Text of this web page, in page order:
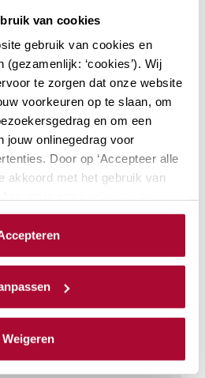
van cookies
gebruik van cookies en
‘cookies’). Wij
te zorgen dat onze website
voorkeuren op te slaan, om
en om een
jouw onlinegedrag voor
Door op ‘Accepteer alle
akkoord met het gebruik van
23 derdendie uw gegevens
Weigeren
belang en
aandeelhouders met
belang onderdeel zijn
Als adviseur
de hoogte van de
Bij RB Academy…
mogelijkheden: 3